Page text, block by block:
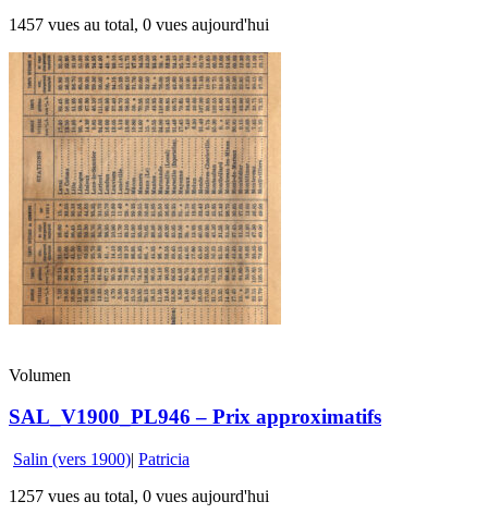
1457 vues au total, 0 vues aujourd'hui
Volumen
SAL_V1900_PL946 – Prix approximatifs
Salin (vers 1900)| Patricia
1257 vues au total, 0 vues aujourd'hui